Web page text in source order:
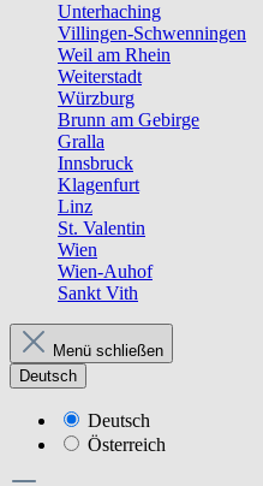
Unterhaching
Villingen-Schwenningen
Weil am Rhein
Weiterstadt
Würzburg
Brunn am Gebirge
Gralla
Innsbruck
Klagenfurt
Linz
St. Valentin
Wien
Wien-Auhof
Sankt Vith
Menü schließen
Deutsch
Deutsch
Österreich